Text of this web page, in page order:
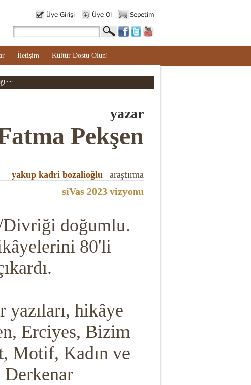
İletişim Kültür Dostu Olun!
yazar
Pekşen
yakup kadri bozalioğlu araştırma
siVas 2023 vizyonu
Divriği doğumlu.
80'li
hikâye
Erciyes, Bizim
Motif, Kadın ve
Derkenar